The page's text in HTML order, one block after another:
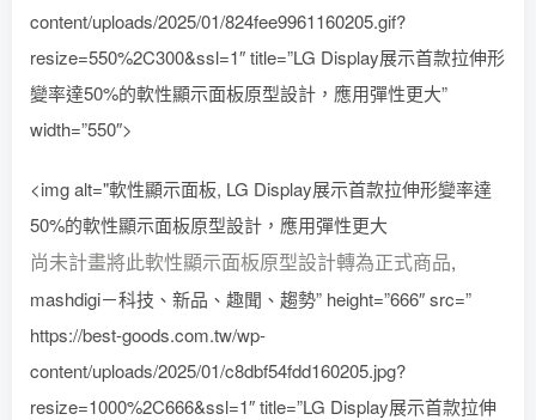
content/uploads/2025/01/824fee9961160205.gif?
resize=550%2C300&ssl=1″ title=”LG Display展示首款拉伸形
變率達50%的軟性顯示面板原型設計，應用彈性更大”
width=”550″>
<img alt="軟性顯示面板, LG Display展示首款拉伸形變率達
50%的軟性顯示面板原型設計，應用彈性更大
尚未計畫將此軟性顯示面板原型設計轉為正式商品,
mashdigi－科技、新品、趣聞、趨勢” height=”666″ src=”
https://best-goods.com.tw/wp-
content/uploads/2025/01/c8dbf54fdd160205.jpg?
resize=1000%2C666&ssl=1″ title=”LG Display展示首款拉伸